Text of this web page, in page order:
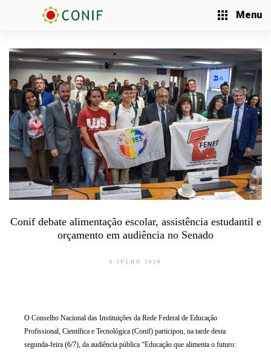
Menu
Conif debate alimentação escolar, assistência estudantil e
orçamento em audiência no Senado
6 JULHO 2026
O Conselho Nacional das Instituições da Rede Federal de Educação
Profissional, Científica e Tecnológica (Conif) participou, na tarde desta
segunda-feira (6/7), da audiência pública “Educação que alimenta o futuro: